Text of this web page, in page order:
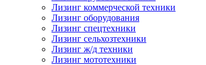
Лизинг коммерческой техники
Лизинг оборудования
Лизинг спецтехники
Лизинг сельхозтехники
Лизинг ж/д техники
Лизинг мототехники